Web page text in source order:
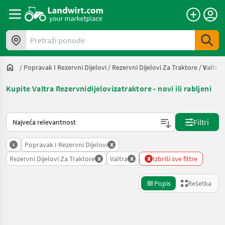
Pretraži ponude
/ Popravak I Rezervni Dijelovi / Rezervni Dijelovi Za Traktore /Valtra
Kupite Valtra Rezervnidijelovizatraktore - novi ili rabljeni
Tako se sortira na Landwirt.com
Filtri
x Popravak I Rezervni Dijelovi x
Rezervni Dijelovi Za Traktore x Valtra x x Izbriši sve filtre
Popis Rešetka